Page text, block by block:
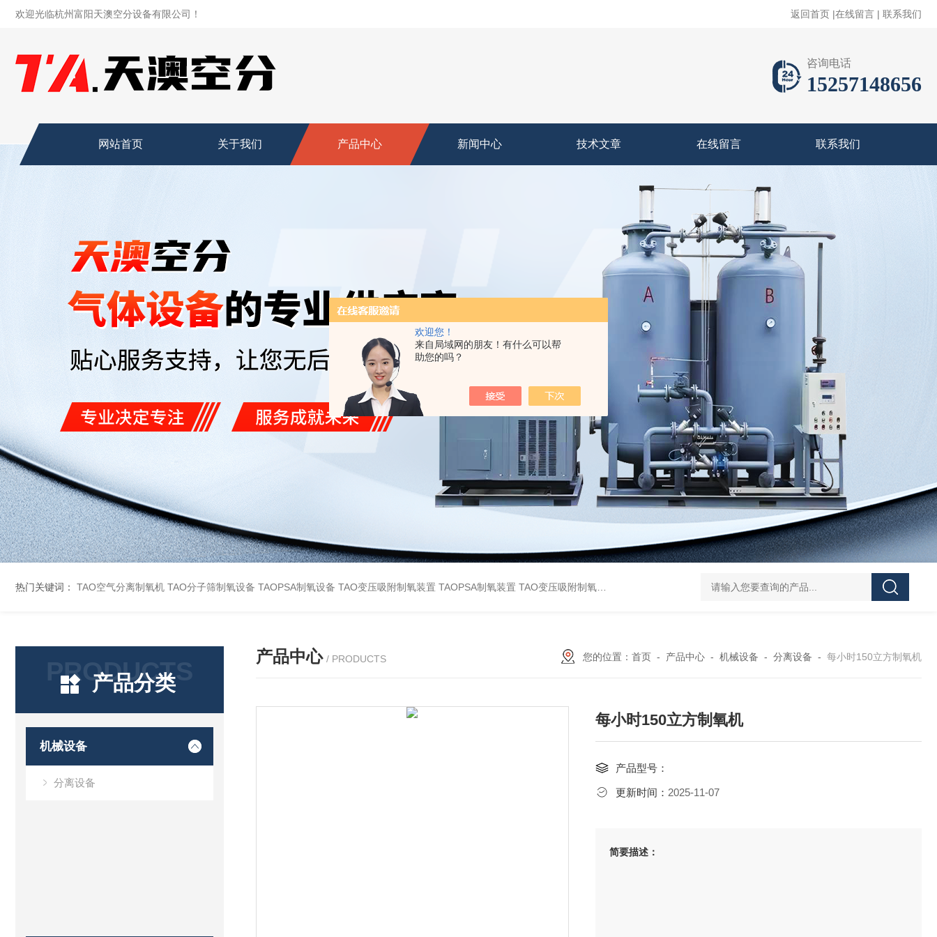
欢迎您！
来自局域网的朋友！有什么可以帮
助您的吗？
欢迎光临杭州富阳天澳空分设备有限公司！ 返回首页 |在线留言 | 联系我们
咨询电话
15257148656
网站首页 关于我们 产品中心 新闻中心 技术文章 在线留言 联系我们
热门关键词： TAO空气分离制氧机 TAO分子筛制氧设备 TAOPSA制氧设备 TAO变压吸附制氧装置 TAOPSA制氧装置 TAO变压吸附制氧设备 TAO小型移动式制氧机 TAO工业制氧系统 VWVW氮气增压机 TAO小型工
PRODUCTS
产品分类
机械设备
分离设备
产品中心 / PRODUCTS 您的位置： 首页 - 产品中心 - 机械设备 - 分离设备 - 每小时150立方制氧机
每小时150立方制氧机
产品型号：
更新时间： 2025-11-07
简要描述：